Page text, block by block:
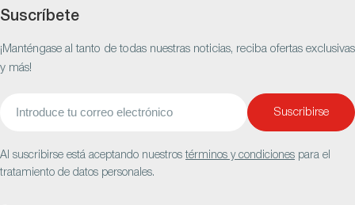
Suscríbete
¡Manténgase al tanto de todas nuestras noticias, reciba ofertas exclusivas
y más!
Suscribirse
Al suscribirse está aceptando nuestrostérminos y condiciones para el
tratamiento de datos personales.